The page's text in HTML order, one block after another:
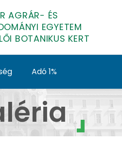
AGRÁR- ÉS
EGYETEM
BOTANIKUS KERT
Adó 1%
Galéria -